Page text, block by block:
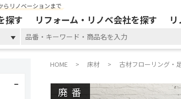
らリノベーションまで
探す リフォーム・リノベ会社を探す
HOME 床材 古材フローリング・
廃番